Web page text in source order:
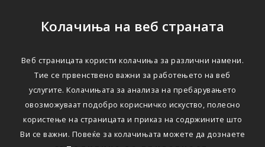
Колачиња на веб страната
Веб страницата користи колачиња за различни намени.
Тие се првенствено важни за работењето на веб
услугите. Колачињата за анализа на пребарувањето
овозможуваат подобро корисничко искуство, полесно
користење на страницата и приказ на содржините што
Ви се важни. Повеќе за колачињата можете да дознаете
Едноставно преку
интернет